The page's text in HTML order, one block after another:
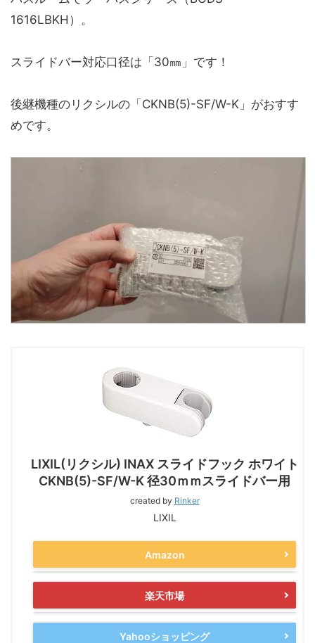
1616LBKH）。
スライドバー対応口径は「30㎜」です！
後継機種のリクシルの「CKNB(5)-SF/W-K」がおすす
めです。
LIXIL(リクシル) INAX スライドフック ホワイト
CKNB(5)-SF/W-K 径30ｍｍスライドバー用
created by Rinker
LIXIL
Amazon
楽天市場
Yahooショッピング